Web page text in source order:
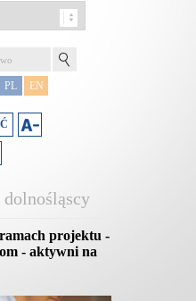
PL EN
projektu -
- aktywni na